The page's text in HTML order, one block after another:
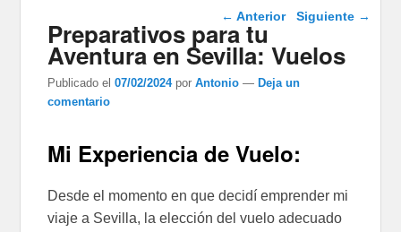
Navegación de
entradas
← Anterior Siguiente →
Preparativos para tu
Aventura en Sevilla: Vuelos
Publicado el 07/02/2024 porAntonio —Deja un
comentario
Mi Experiencia de Vuelo:
Desde el momento en que decidí emprender mi
viaje a Sevilla, la elección del vuelo adecuado